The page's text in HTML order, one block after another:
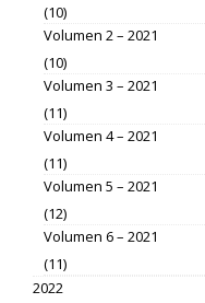
(10)
Volumen 2 – 2021
(10)
Volumen 3 – 2021
(11)
Volumen 4 – 2021
(11)
Volumen 5 – 2021
(12)
Volumen 6 – 2021
(11)
2022